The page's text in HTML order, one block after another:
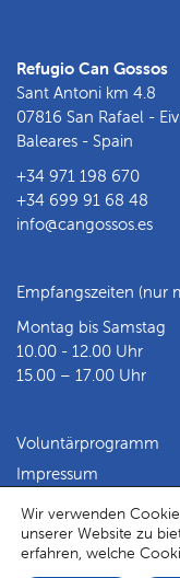
Refugio Can Gossos
Sant Antoni km 4.8
07816 San Rafael -
Baleares - Spain
+34 971 198 670
+34 699 91 68 48
info@cangossos.es
Empfangszeiten (nur
Montag bis Samstag
10.00 - 12.00 Uhr
15.00 – 17.00 Uhr
Voluntärprogramm
Impressum
Datenschutz
Facebook
Instagram
Wir verwenden
unserer Website zu
erfahren, welche